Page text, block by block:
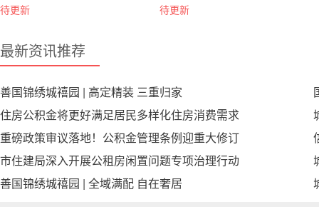
待更新 待更新
最新资讯推荐
善国锦绣城禧园 | 高定精装 三重归家
住房公积金将更好满足居民多样化住房消费需求
重磅政策审议落地！公积金管理条例迎重大修订
市住建局深入开展公租房闲置问题专项治理行动
善国锦绣城禧园 | 全域满配 自在奢居